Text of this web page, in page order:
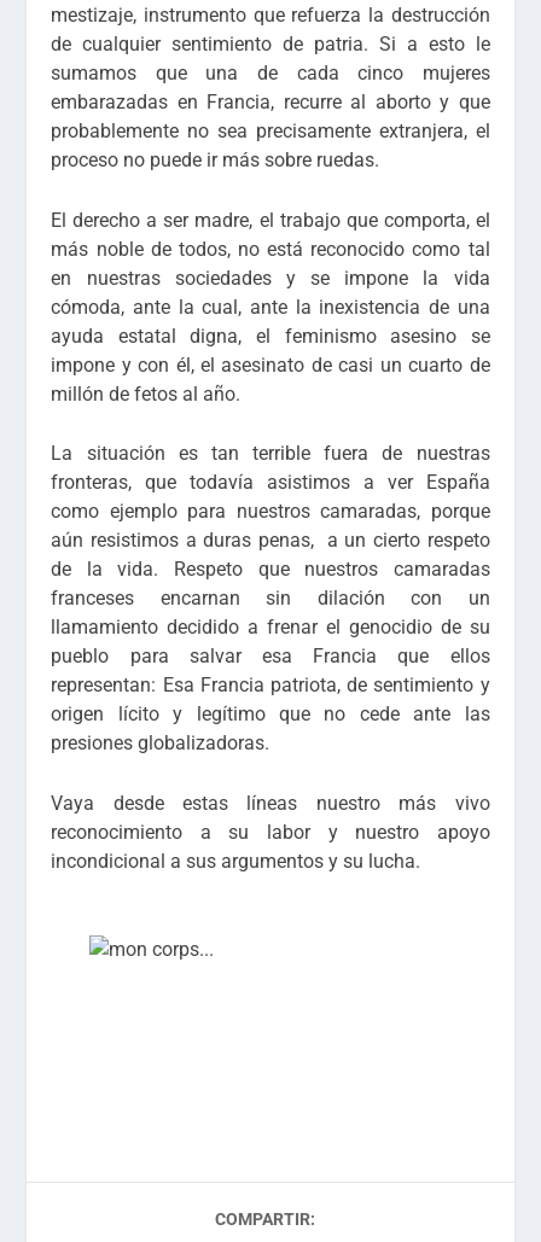
mestizaje, instrumento que refuerza la destrucción
de cualquier sentimiento de patria. Si a esto le
sumamos que una de cada cinco mujeres
embarazadas en Francia, recurre al aborto y que
probablemente no sea precisamente extranjera, el
proceso no puede ir más sobre ruedas.
El derecho a ser madre, el trabajo que comporta, el
más noble de todos, no está reconocido como tal
en nuestras sociedades y se impone la vida
cómoda, ante la cual, ante la inexistencia de una
ayuda estatal digna, el feminismo asesino se
impone y con él, el asesinato de casi un cuarto de
millón de fetos al año.
La situación es tan terrible fuera de nuestras
fronteras, que todavía asistimos a ver España
como ejemplo para nuestros camaradas, porque
aún resistimos a duras penas, a un cierto respeto
de la vida. Respeto que nuestros camaradas
franceses encarnan sin dilación con un
llamamiento decidido a frenar el genocidio de su
pueblo para salvar esa Francia que ellos
representan: Esa Francia patriota, de sentimiento y
origen lícito y legítimo que no cede ante las
presiones globalizadoras.
Vaya desde estas líneas nuestro más vivo
reconocimiento a su labor y nuestro apoyo
incondicional a sus argumentos y su lucha.
COMPARTIR: